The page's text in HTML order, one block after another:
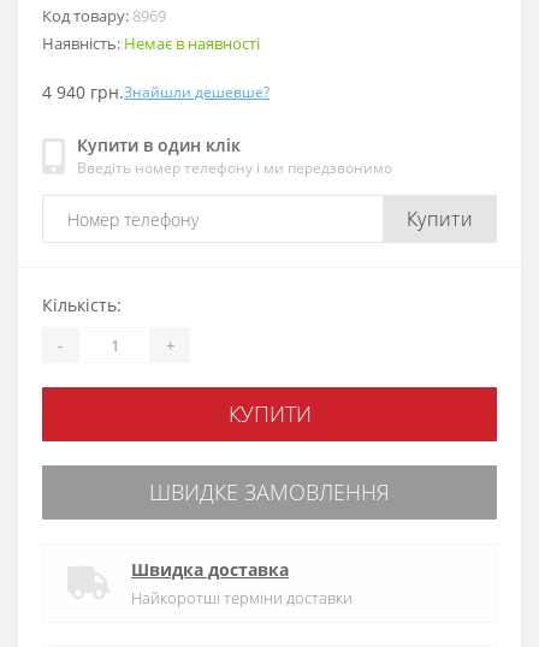
Код товару: 8969
Наявність: Немає в наявності
4 940 грн.Знайшли дешевше?
Купити в один клік
Введіть номер телефону і ми передзвонимо
Купити
Кількість:
- +
КУПИТИ
ШВИДКЕ ЗАМОВЛЕННЯ
Швидка доставка
Найкоротші терміни доставки